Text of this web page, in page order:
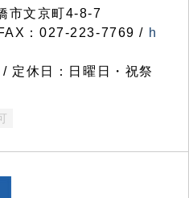
市文京町4-8-7
：027-223-7769 / h
定休日：日曜日・祝祭